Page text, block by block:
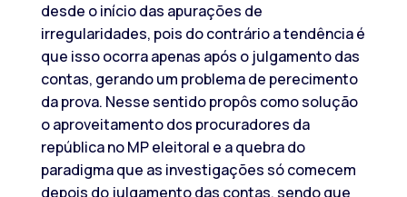
desde o início das apurações de
irregularidades, pois do contrário a tendência é
que isso ocorra apenas após o julgamento das
contas, gerando um problema de perecimento
da prova. Nesse sentido propôs como solução
o aproveitamento dos procuradores da
república no MP eleitoral e a quebra do
paradigma que as investigações só comecem
depois do julgamento das contas, sendo que